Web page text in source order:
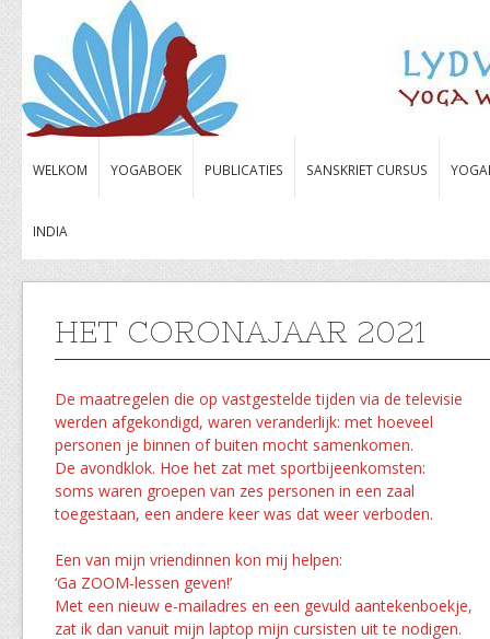
WELKOM YOGABOEK PUBLICATIES SANSKRIET CURSUS
INDIA
HET CORONAJAAR 2021
De maatregelen die op vastgestelde tijden via de televisie
werden afgekondigd, waren veranderlijk: met hoeveel
personen je binnen of buiten mocht samenkomen.
De avondklok. Hoe het zat met sportbijeenkomsten:
soms waren groepen van zes personen in een zaal
toegestaan, een andere keer was dat weer verboden.
Een van mijn vriendinnen kon mij helpen:
‘Ga ZOOM-lessen geven!’
Met een nieuw e-mailadres en een gevuld aantekenboekje,
zat ik dan vanuit mijn laptop mijn cursisten uit te nodigen.